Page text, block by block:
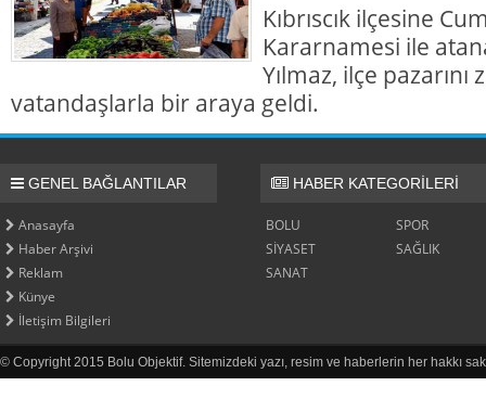
Kıbrıscık ilçesine
Kararnamesi ile
Yılmaz, ilçe
vatandaşlarla bir araya geldi.
GENEL BAĞLANTILAR
Anasayfa
Haber Arşivi
Reklam
Künye
İletişim Bilgileri
HABER KATEGORİLERİ
BOLU
SPOR
SİYASET
SAĞLIK
SANAT
© Copyright 2015 Bolu Objektif. Sitemizdeki yazı, resim ve haberlerin her hakkı